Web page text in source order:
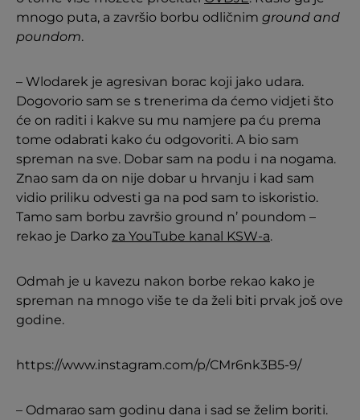
mnogo puta, a završio borbu odličnim ground and
poundom.
– Wlodarek je agresivan borac koji jako udara.
Dogovorio sam se s trenerima da ćemo vidjeti što
će on raditi i kakve su mu namjere pa ću prema
tome odabrati kako ću odgovoriti. A bio sam
spreman na sve. Dobar sam na podu i na nogama.
Znao sam da on nije dobar u hrvanju i kad sam
vidio priliku odvesti ga na pod sam to iskoristio.
Tamo sam borbu završio ground n’ poundom –
rekao je Darko za YouTube kanal KSW-a.
Odmah je u kavezu nakon borbe rekao kako je
spreman na mnogo više te da želi biti prvak još ove
godine.
https://www.instagram.com/p/CMr6nk3B5-9/
– Odmarao sam godinu dana i sad se želim boriti.